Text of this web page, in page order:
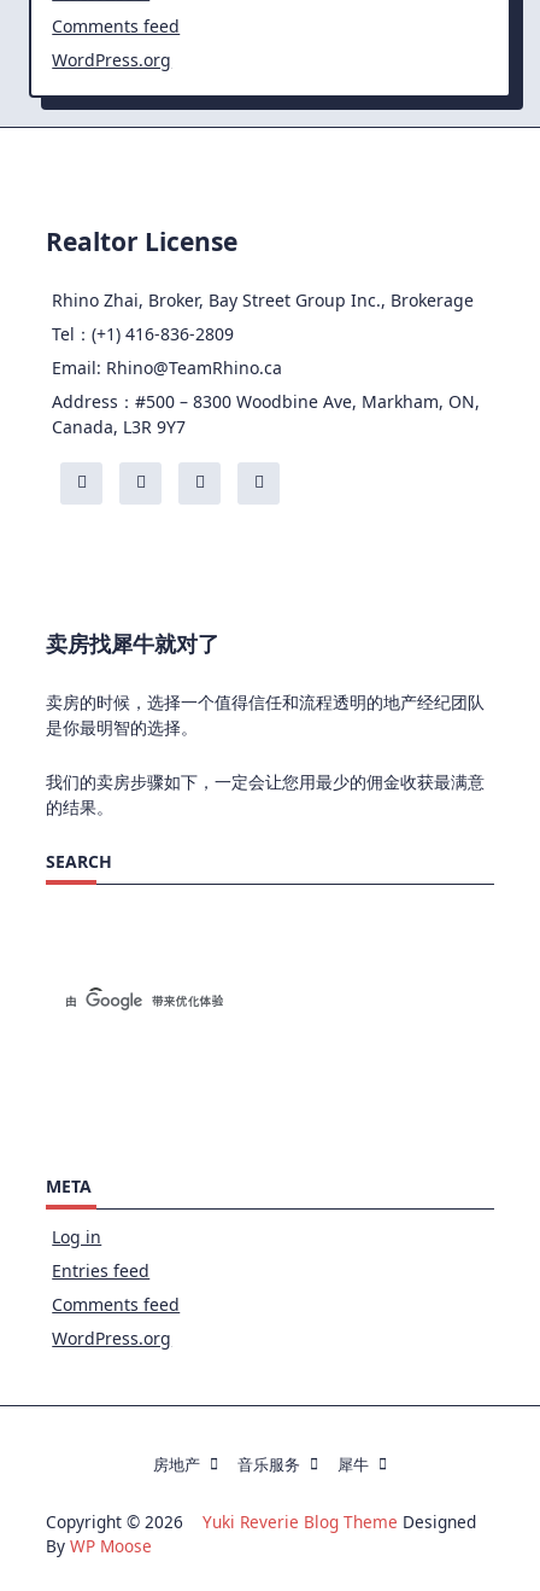
Comments feed
WordPress.org
Realtor License
Rhino Zhai, Broker, Bay Street Group Inc., Brokerage
Tel：(+1) 416-836-2809
Email: Rhino@TeamRhino.ca
Address：#500 – 8300 Woodbine Ave, Markham, ON,
Canada, L3R 9Y7
卖房找犀牛就对了
卖房的时候，选择一个值得信任和流程透明的地产经纪团队
是你最明智的选择。
我们的卖房步骤如下，一定会让您用最少的佣金收获最满意
的结果。
SEARCH
META
Log in
Entries feed
Comments feed
WordPress.org
房地产 音乐服务 犀牛
Copyright © 2026 Yuki Reverie Blog Theme Designed
By WP Moose